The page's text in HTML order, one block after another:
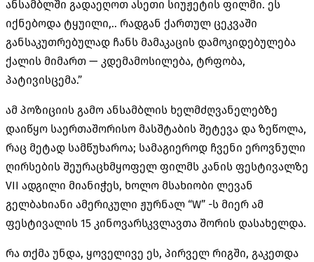
ანსამბლში გადაეღოთ ასეთი სიუჟეტის ფილმი. ეს
იქნებოდა ტყუილი,.. რადგან ქართულ ცეკვაში
განსაკუთრებულად ჩანს მამაკაცის დამოკიდებულება
ქალის მიმართ — კდემამოსილება, ტრფობა,
პატივისცემა.”
ამ პოზიციის გამო ანსამბლის ხელმძღვანელებზე
დაიწყო საერთაშორისო მასშტაბის შეტევა და ზეწოლა,
რაც მეტად სამწუხაროა; სამაგიეროდ ჩვენი ეროვნული
ღირსების შეურაცხმყოფელ ფილმს კანის ფესტივალზე
VII ადგილი მიანიჭეს, ხოლო მსახიობი ლევან
გელბახიანი ამერიკული ჟურნალ “W” -ს მიერ ამ
ფესტივალის 15 კინოვარსკვლავთა შორის დასახელდა.
რა თქმა უნდა, ყოველივე ეს, პირველ რიგში, გაკეთდა